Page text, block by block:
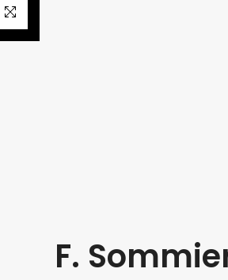
Klikk for å forstørre
F.